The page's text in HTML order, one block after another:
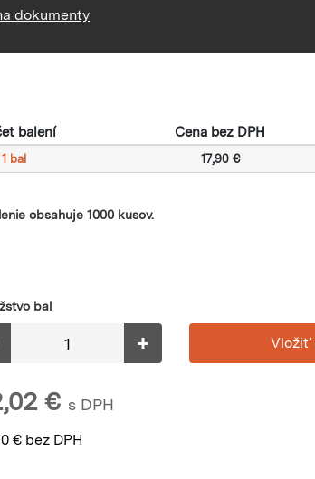
dokumenty
balení Cena bez DPH
bal 17,90 €
obsahuje 1000 kusov.
bal
+
€ s DPH
€ bez DPH